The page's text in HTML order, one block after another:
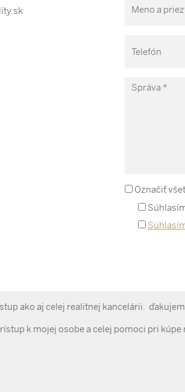
Označiť
ako aj celej realitnej kancelárii.
k mojej osobe a celej pomoci pri